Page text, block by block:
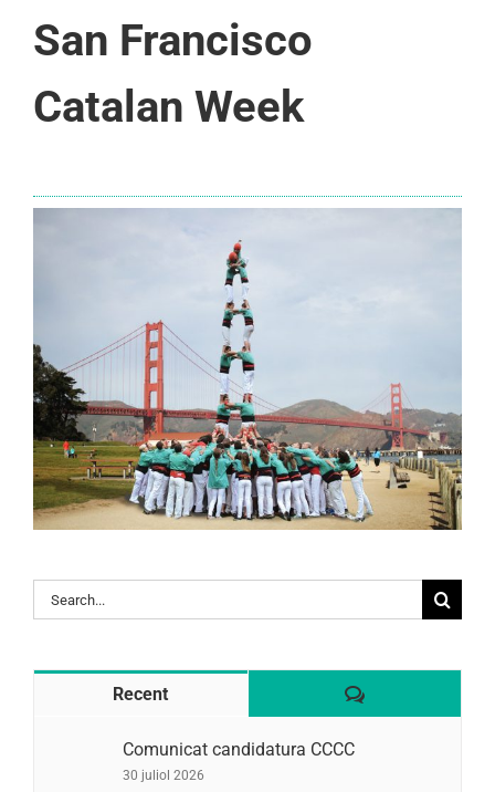
San Francisco
Catalan Week
Search
for:
Recent Comentaris
Comunicat candidatura CCCC
30 juliol 2026